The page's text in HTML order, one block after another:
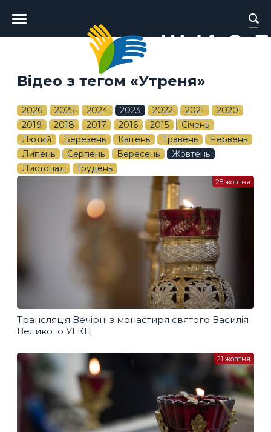
Головне
меню
Відео з тегом «Утреня»
2026 2025 2024 2023 2022 2021
2020
2019
2018 2017 2016 2015
Січень
Лютий
Березень Квітень Травень
Червень
Липень
Серпень Вересень
Жовтень
Листопад
Грудень
Трансляція Вечірні з монастиря святого Василія
Великого УГКЦ
28 жовтня
21 жовтня